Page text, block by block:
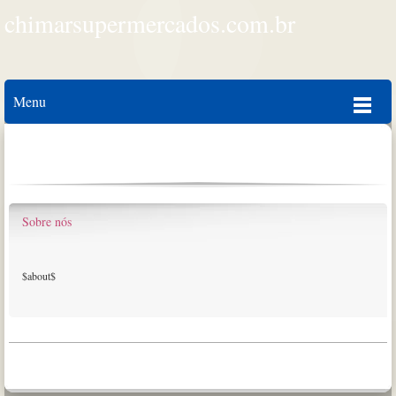
chimarsupermercados.com.br
Menu
Sobre nós
$about$